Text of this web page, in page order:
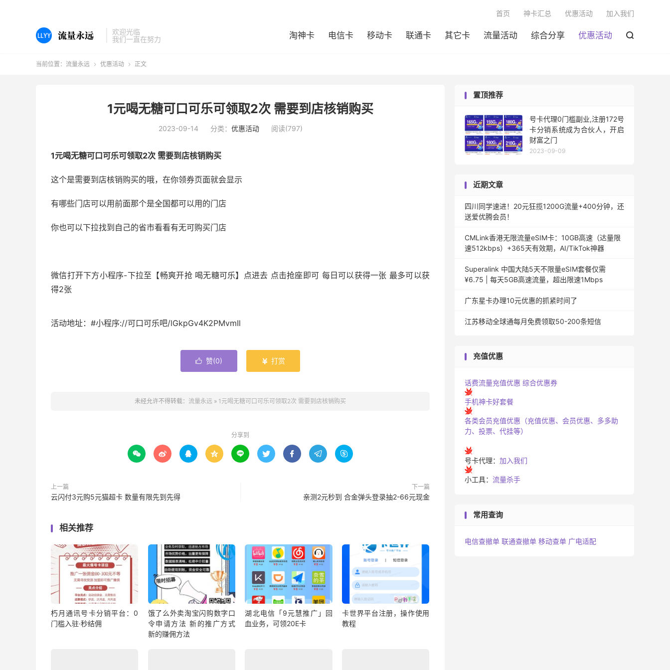
欢迎光临
我们一直在努力
淘神卡 电信卡 移动卡 联通卡 其它卡 流量活动 综合分享 优惠活动 
首页 神卡汇总 优惠活动 加入我们
当前位置： 流量永远  优惠活动  正文
1元喝无糖可口可乐可领取2次 需要到店核销购买
2023-09-14 分类： 优惠活动 阅读(797)
1元喝无糖可口可乐可领取2次 需要到店核销购买
这个是需要到店核销购买的哦，在你领券页面就会显示
有哪些门店可以用前面那个是全国都可以用的门店
你也可以下拉找到自己的省市看看有无可购买门店
微信打开下方小程序-下拉至【畅爽开抢 喝无糖可乐】点进去 点击抢座即可 每日可以获得一张 最多可以获
得2张
活动地址：#小程序://可口可乐吧/lGkpGv4K2PMvmIl
 赞(0)  打赏
未经允许不得转载： 流量永远 » 1元喝无糖可口可乐可领取2次 需要到店核销购买
分享到
        
上一篇
云闪付3元购5元猫超卡 数量有限先到先得
下一篇
亲测2元秒到 合金弹头登录抽2-66元现金
相关推荐
朽月通讯号卡分销平台：0
门槛入驻·秒结佣
饿了么外卖淘宝闪购数字口
令申请方法 新的推广方式
新的赚佣方法
湖北电信「9元慧推广」回
血业务，可领20E卡
卡世界平台注册，操作使用
教程
置顶推荐
号卡代理0门槛副业,注册172号
卡分销系统成为合伙人，开启
财富之门
2023-09-09
近期文章
四川同学速进！20元狂揽1200G流量+400分钟，还
送爱优腾会员！
CMLink香港无限流量eSIM卡：10GB高速（达量限
速512kbps）+365天有效期，AI/TikTok神器
Superalink 中国大陆5天不限量eSIM套餐仅需
¥6.75 | 每天5GB高速流量，超出限速1Mbps
广东星卡办理10元优惠的抓紧时间了
江苏移动全球通每月免费领取50-200条短信
充值优惠
话费流量充值优惠 综合优惠券
手机神卡好套餐
各类会员充值优惠（充值优惠、会员优惠、多多助
力、投票、代挂等）
号卡代理： 加入我们
小工具： 流量杀手
常用查询
电信查撤单 联通查撤单 移动查单 广电适配